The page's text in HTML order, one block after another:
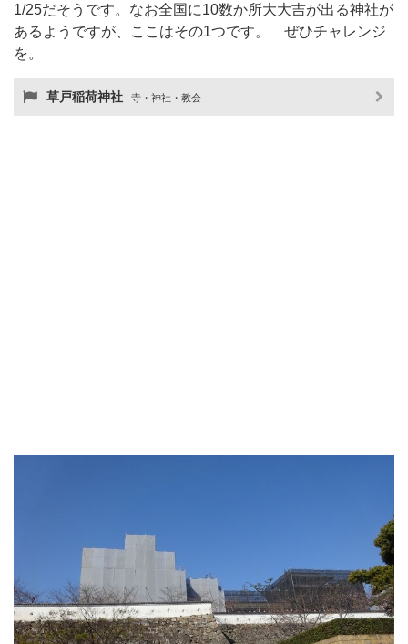
1/25だそうです。なお全国に10数か所大大吉が出る神社が
あるようですが、ここはその1つです。 ぜひチャレンジ
を。
草戸稲荷神社 寺・神社・教会